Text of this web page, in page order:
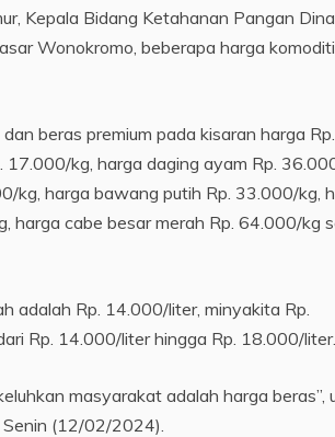
Kepala Bidang Ketahanan Pangan
Wonokromo, beberapa harga komoditi
beras premium pada kisaran harga Rp.
kg, harga daging ayam Rp.
kg, harga bawang putih Rp. 33.000/kg,
harga cabe besar merah Rp. 64.000/kg
adalah Rp. 14.000/liter, minyakita Rp.
Rp. 14.000/liter hingga Rp. 18.000/liter.
masyarakat adalah harga beras”,
(12/02/2024).